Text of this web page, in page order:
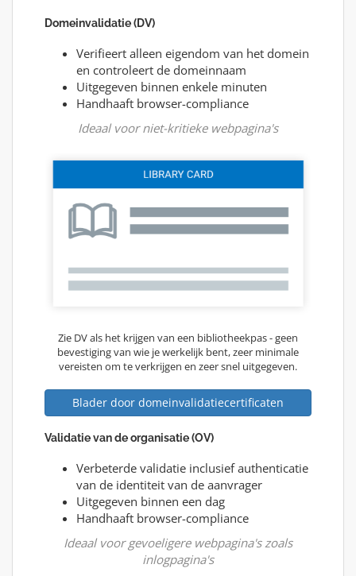
Domeinvalidatie (DV)
Verifieert alleen eigendom van het domein
en controleert de domeinnaam
Uitgegeven binnen enkele minuten
Handhaaft browser-compliance
Ideaal voor niet-kritieke webpagina's
Zie DV als het krijgen van een bibliotheekpas - geen
bevestiging van wie je werkelijk bent, zeer minimale
vereisten om te verkrijgen en zeer snel uitgegeven.
Blader door domeinvalidatiecertificaten
Validatie van de organisatie (OV)
Verbeterde validatie inclusief authenticatie
van de identiteit van de aanvrager
Uitgegeven binnen een dag
Handhaaft browser-compliance
Ideaal voor gevoeligere webpagina's zoals
inlogpagina's